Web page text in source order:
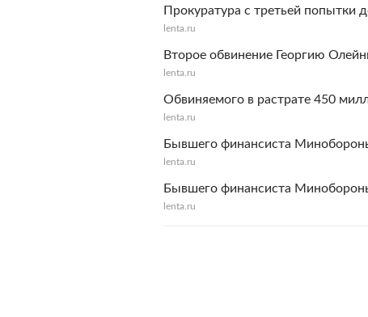
Прокуратура с третьей попытки
lenta.ru
Второе обвинение Георгию
lenta.ru
Обвиняемого в растрате 450
lenta.ru
Бывшего финансиста
lenta.ru
Бывшего финансиста
lenta.ru